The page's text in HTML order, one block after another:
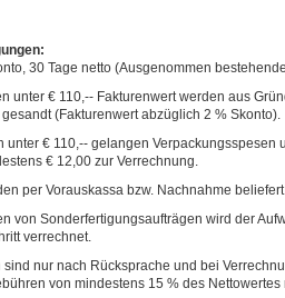
30 Tage netto (Ausgenommen
unter € 110,-- Fakturenwert werden aus
(Fakturenwert abzüglich 2 % Skonto).
unter € 110,-- gelangen Verpackungsspesen
€ 12,00 zur Verrechnung.
per Vorauskassa bzw. Nachnahme
von Sonderfertigungsaufträgen wird der
verrechnet.
sind nur nach Rücksprache und bei
von mindestens 15 % des Nettowertes